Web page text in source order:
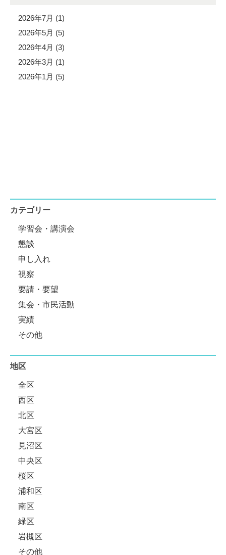
2026年7月 (1)
2026年5月 (5)
2026年4月 (3)
2026年3月 (1)
2026年1月 (5)
カテゴリー
学習会・講演会
懇談
申し入れ
視察
要請・要望
集会・市民活動
実績
その他
地区
全区
西区
北区
大宮区
見沼区
中央区
桜区
浦和区
南区
緑区
岩槻区
その他